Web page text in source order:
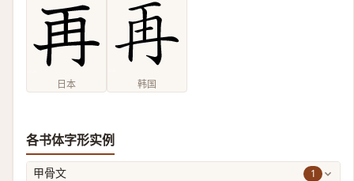
日本 韩国
各书体字形实例
甲骨文 1